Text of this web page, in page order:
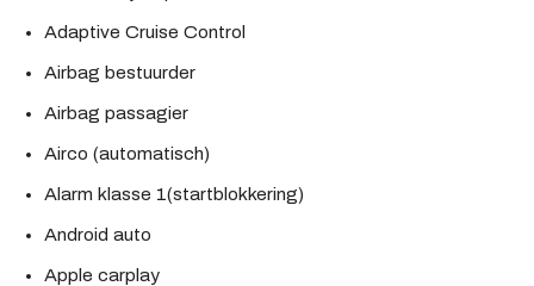
Adaptive Cruise Control
Airbag bestuurder
Airbag passagier
Airco (automatisch)
Alarm klasse 1(startblokkering)
Android auto
Apple carplay